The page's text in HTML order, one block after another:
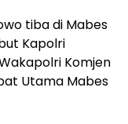
tiba di Mabes
Kapolri
Komjen
Utama Mabes